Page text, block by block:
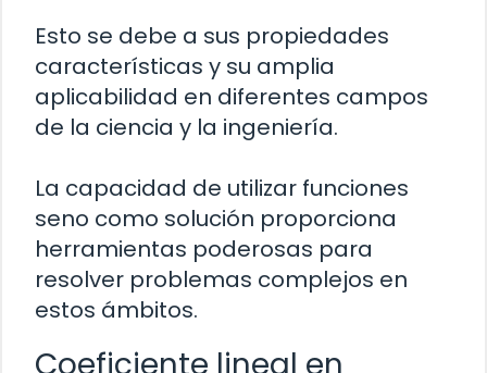
Esto se debe a sus propiedades
características y su amplia
aplicabilidad en diferentes campos
de la ciencia y la ingeniería.
La capacidad de utilizar funciones
seno como solución proporciona
herramientas poderosas para
resolver problemas complejos en
estos ámbitos.